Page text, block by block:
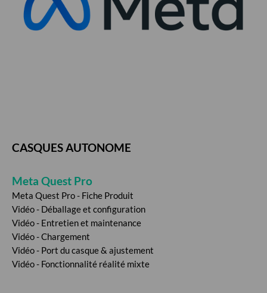
CASQUES AUTONOME
Meta Quest Pro
Meta Quest Pro - Fiche Produit
Vidéo - Déballage et configuration
Vidéo - Entretien et maintenance
Vidéo - Chargement
Vidéo - Port du casque & ajustement
Vidéo - Fonctionnalité réalité mixte